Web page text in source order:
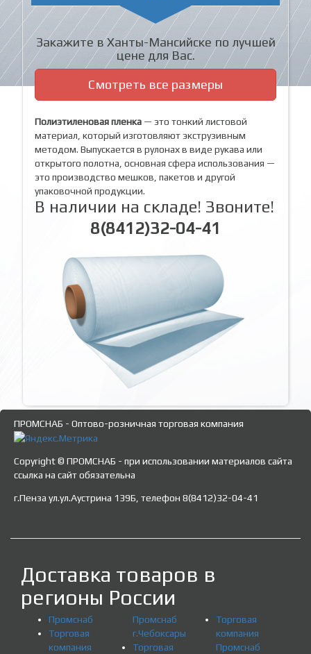
Закажите в Ханты-Мансийске по лучшей
цене для Вас.
Смотреть все размеры
Полиэтиленовая пленка — это тонкий листовой
материал, который изготовляют экструзивным
методом. Выпускается в рулонах в виде рукава или
открытого полотна, основная сфера использования —
это производство мешков, пакетов и другой
упаковочной продукции.
В наличии на складе! Звоните!
8(8412)32-04-41
ПРОМСНАБ - Оптово-розничная торговая компания
Copyright © ПРОМСНАБ - при использовании материалов сайта
ссылка на сайт обязательна
г.Пенза ул.ул.Аустрина 139Б, телефон 8(8412)32-04-41
Доставка товаров в
регионы России
Промснаб
Торговая
компания
Промснаб
г.Чебоксары
Торговая
Торговая
компания
Промснаб